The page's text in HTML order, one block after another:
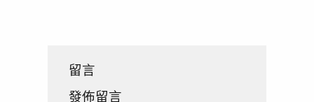
留言
發佈留言